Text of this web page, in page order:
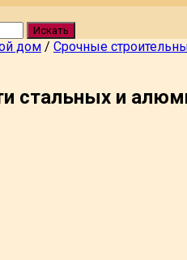
Искать
дом / Срочные
стальных и